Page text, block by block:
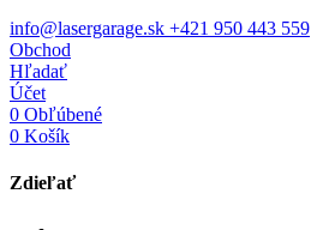
info@lasergarage.sk +421 950 443 559
Obchod
Hľadať
Účet
0 Obľúbené
0 Košík
Zdieľať